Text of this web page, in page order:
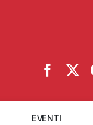
EVENTI